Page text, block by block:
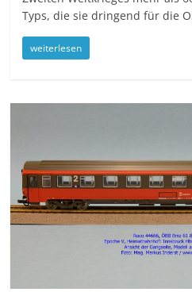
Typs, die sie dringend für die
weiterlesen